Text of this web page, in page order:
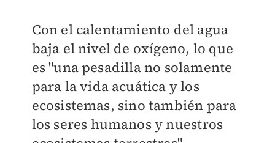
Con el calentamiento del agua
baja el nivel de oxígeno, lo que
es "una pesadilla no solamente
para la vida acuática y los
ecosistemas, sino también para
los seres humanos y nuestros